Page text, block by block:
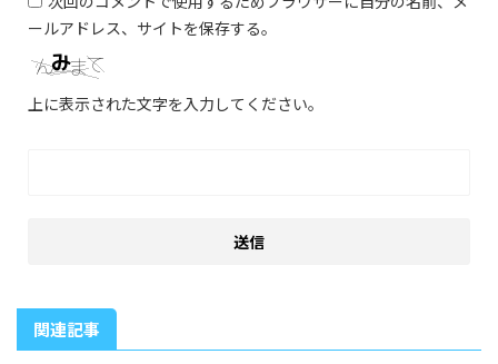
ールアドレス、サイトを保存する。
上に表示された文字を入力してください。
関連記事